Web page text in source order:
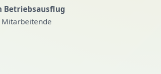
Betriebsausflug